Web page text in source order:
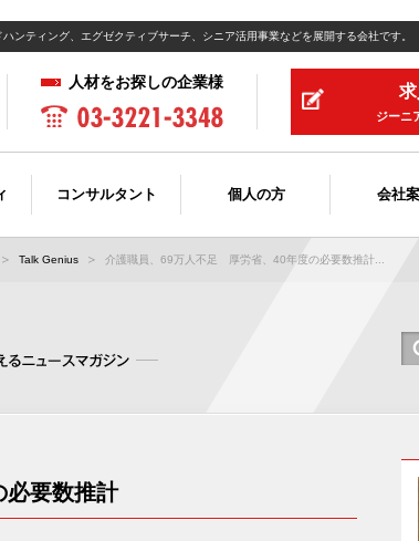
ティング、エグゼクティブサーチ、シニア活用事業などを展開する会社です。
コンサルタント 個人の方 会社
ジーニ
人材をお探しの企業様
Talk Genius 介護職員、69万人不足 厚労省、40年度の必要数推計...
要数推計